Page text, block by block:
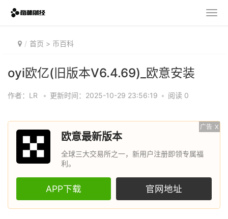
首页 > 币百科
oyi欧亿(旧版本V6.4.69)_欧意安装
作者：LR • 更新时间：2025-10-29 23:56:19 • 阅读 0
广告 X
欧意最新版本
全球三大交易所之一，新用户注册即领专属福
利。
APP下载 官网地址